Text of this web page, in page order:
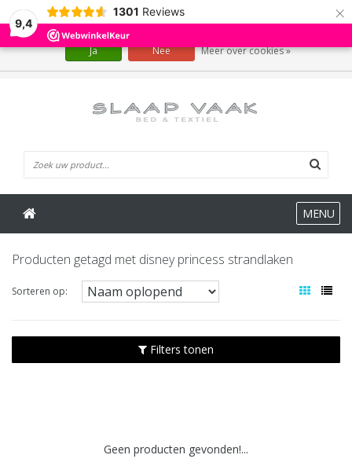
9,4
1301 Reviews ×
MENU
Producten getagd met disney princess strandlaken
Sorteren op:
Filters tonen
Geen producten gevonden!...
Wij slaan cookies op om onze website te verbeteren. Is dat akkoord?
Ja Nee Meer over cookies »